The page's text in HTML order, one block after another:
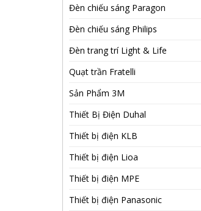
Đèn chiếu sáng Paragon
Đèn chiếu sáng Philips
Đèn trang trí Light & Life
Quạt trần Fratelli
Sản Phẩm 3M
Thiết Bị Điện Duhal
Thiết bị điện KLB
Thiết bị điện Lioa
Thiết bị điện MPE
Thiết bị điện Panasonic